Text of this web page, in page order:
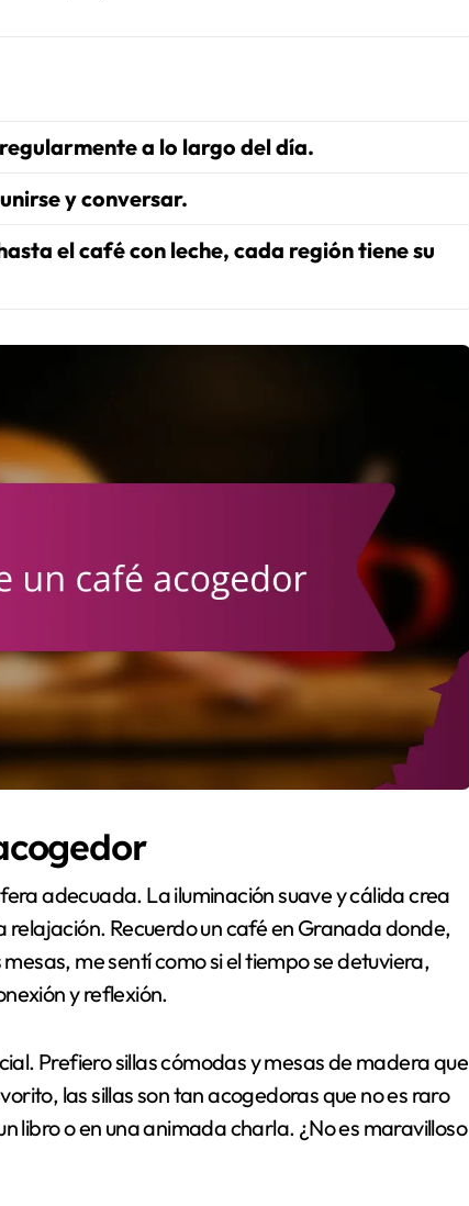
a lo largo del día.
y conversar.
el café con leche, cada región tiene su
adecuada. La iluminación suave y cálida crea
relajación. Recuerdo un café en Granada donde,
me sentí como si el tiempo se detuviera,
y reflexión.
Prefiero sillas cómodas y mesas de madera que
las sillas son tan acogedoras que no es raro
libro o en una animada charla. ¿No es maravilloso